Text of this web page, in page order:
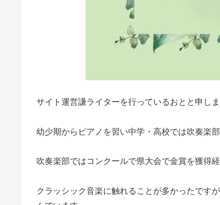
サイト運営謙ライターを行っているおとと申し
幼少期からピアノを習い中学・高校では吹奏楽
吹奏楽部ではコンクールで県大会で金賞を獲得経
クラッシック音楽に触れることが多かったです